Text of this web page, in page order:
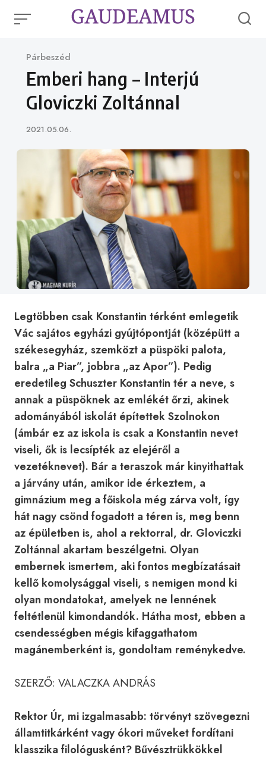
Category
Párbeszéd
Emberi hang – Interjú
Gloviczki Zoltánnal
Published
2021.05.06.
Legtöbben csak Konstantin térként emlegetik
Vác sajátos egyházi gyújtópontját (középütt a
székesegyház, szemközt a püspöki palota,
balra „a Piar”, jobbra „az Apor”). Pedig
eredetileg Schuszter Konstantin tér a neve, s
annak a püspöknek az emlékét őrzi, akinek
adományából iskolát építettek Szolnokon
(ámbár ez az iskola is csak a Konstantin nevet
viseli, ők is lecsípték az elejéről a
vezetéknevet). Bár a teraszok már kinyithattak
a járvány után, amikor ide érkeztem, a
gimnázium meg a főiskola még zárva volt, így
hát nagy csönd fogadott a téren is, meg benn
az épületben is, ahol a rektorral, dr. Gloviczki
Zoltánnal akartam beszélgetni. Olyan
embernek ismertem, aki fontos megbízatásait
kellő komolysággal viseli, s nemigen mond ki
olyan mondatokat, amelyek ne lennének
feltétlenül kimondandók. Hátha most, ebben a
csendességben mégis kifaggathatom
magánemberként is, gondoltam reménykedve.
SZERZŐ: VALACZKA ANDRÁS
Rektor Úr, mi izgalmasabb: törvényt szövegezni
államtitkárként vagy ókori műveket fordítani
klasszika filológusként? Bűvésztrükkökkel